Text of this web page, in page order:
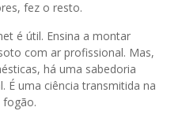
fez o resto.
é útil. Ensina a montar
com ar profissional. Mas,
há uma sabedoria
É uma ciência transmitida na
fogão.